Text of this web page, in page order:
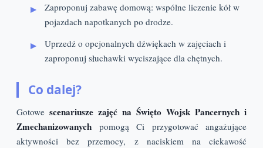
Zaproponuj zabawę domową: wspólne liczenie kół w
pojazdach napotkanych po drodze.
Uprzedź o opcjonalnych dźwiękach w zajęciach i
zaproponuj słuchawki wyciszające dla chętnych.
Co dalej?
Gotowe scenariusze zajęć na Święto Wojsk Pancernych i
Zmechanizowanych pomogą Ci przygotować angażujące
aktywności bez przemocy, z naciskiem na ciekawość